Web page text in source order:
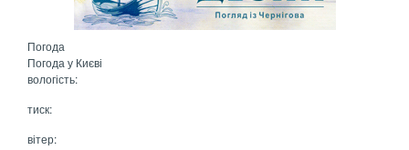
Погода
Погода у Києві
вологість:
тиск:
вітер: